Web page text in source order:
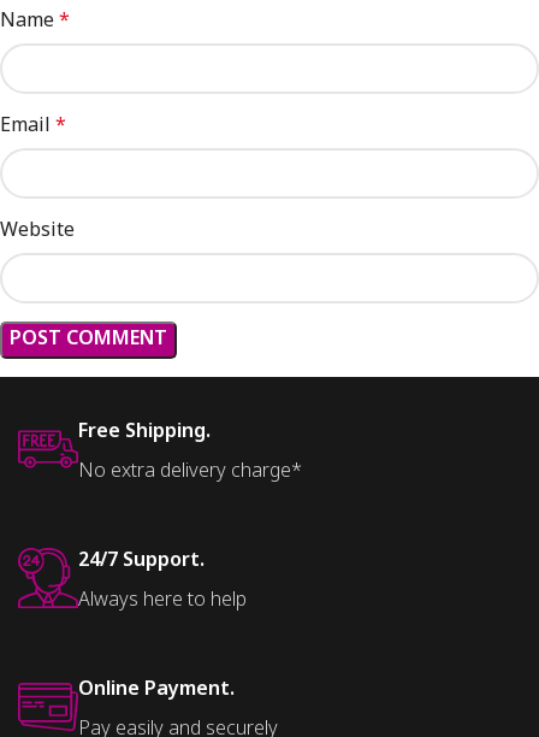
Name*
Email *
Website
Free Shipping.
No extra delivery charge*
24/7 Support.
Always here to help
Online Payment.
Pay easily and securely